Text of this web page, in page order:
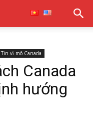
Tin vĩ mô Canada
Canada
hướng